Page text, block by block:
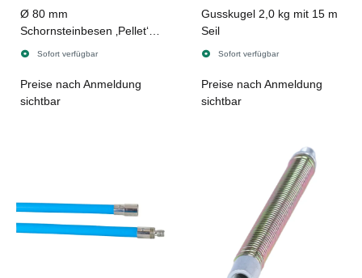
Ø 80 mm
Schornsteinbesen ‚Pellet‘
NylonSofort verfügbar
Preise nach Anmeldung
sichtbar
Gusskugel 2,0 kg mit 15 m
Seil
Sofort verfügbar
Preise nach Anmeldung
sichtbar